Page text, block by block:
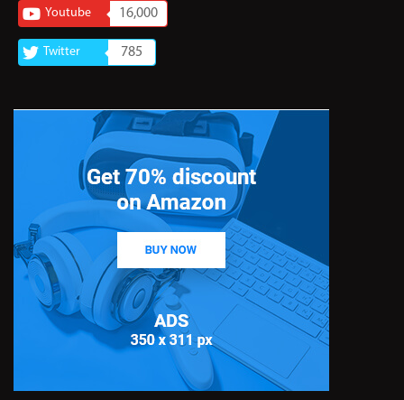
Youtube 16,000
Twitter 785